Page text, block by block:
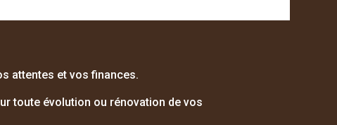
attentes et vos finances.
toute évolution ou rénovation de vos